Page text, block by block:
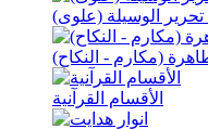
تحریر الوسیلة (علوی)
(مکارم - النکاح)
الأقسام القرآنية